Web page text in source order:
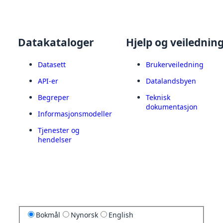
Datakataloger
Datasett
API-er
Begreper
Informasjonsmodeller
Tjenester og
hendelser
Hjelp og
Brukerveiledning
Datalandsbyen
Teknisk
dokumentasjon
Bokmål Nynorsk English